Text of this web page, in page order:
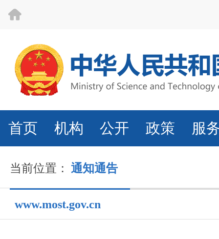
首页 机构 公开 政策 服
当前位置： 通知通告
www.most.gov.cn